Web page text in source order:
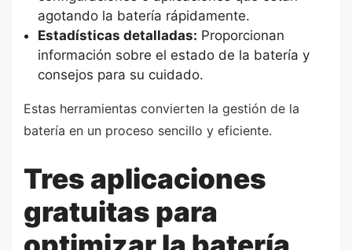
agotando la batería rápidamente.
Estadísticas detalladas: Proporcionan
información sobre el estado de la batería y
consejos para su cuidado.
Estas herramientas convierten la gestión de la
batería en un proceso sencillo y eficiente.
Tres aplicaciones
gratuitas para